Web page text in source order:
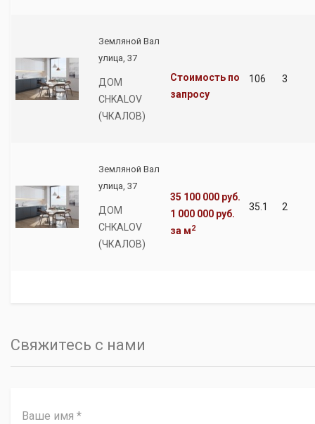
Земляной Вал
улица, 37
ДОМ
CHKALOV
(ЧКАЛОВ)
Стоимость по
запросу
106 3
Земляной Вал
улица, 37
ДОМ
CHKALOV
(ЧКАЛОВ)
35 100 000 руб.
1 000 000 руб.
за м2
35.1 2
Свяжитесь с нами